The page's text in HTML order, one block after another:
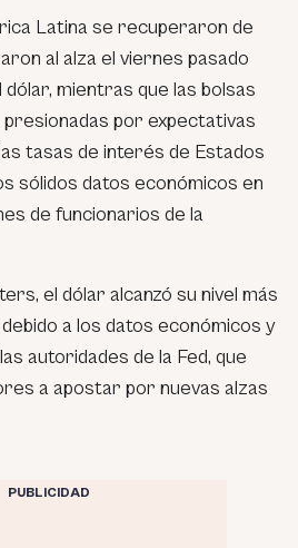
Latina se recuperaron de
al alza el viernes pasado
mientras que las bolsas
por expectativas
tasas de interés de Estados
sólidos datos económicos en
de funcionarios de la
el dólar alcanzó su nivel más
a los datos económicos y
autoridades de la Fed, que
a apostar por nuevas alzas
PUBLICIDAD